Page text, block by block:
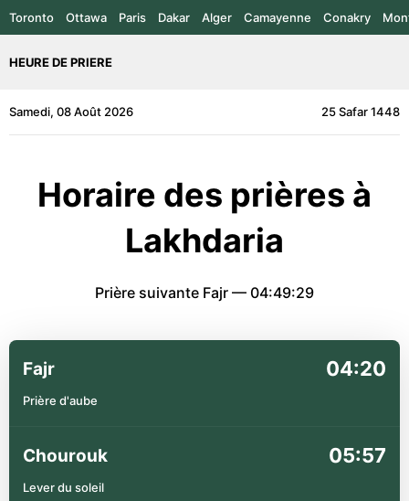
Toronto Ottawa Paris Dakar Alger Camayenne Conakry
HEURE DE PRIERE
Samedi, 08 Août 2026 25 Safar 1448
Horaire des prières à
Lakhdaria
Prière suivante Fajr — 04:49:29
Fajr 04:20
Prière d'aube
Chourouk 05:57
Lever du soleil